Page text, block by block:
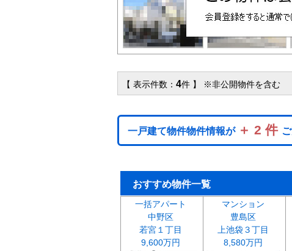
【 表示件数： 4件 】 ※非公開物件を含む
一戸建て物件物件情報が ＋ 2 件
おすすめ物件一覧
一括アパート
中野区
若宮１丁目
9,600万円
マンション
豊島区
上池袋３丁目
8,580万円